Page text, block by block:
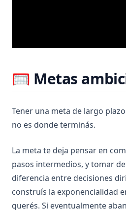
🥅 Metas
Tener una meta de largo
no es donde terminás.
La meta te deja pensar en
pasos intermedios, y tomar
diferencia entre decisiones
construís la exponencialidad
querés. Si eventualmente